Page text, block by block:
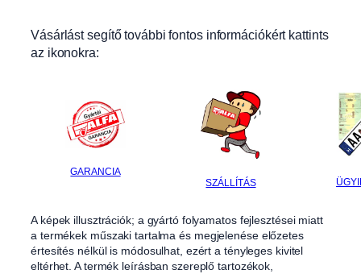
Vásárlást segítő további fontos információkért kattints
az ikonokra:
GARANCIA
SZÁLLÍTÁS
A képek illusztrációk; a gyártó folyamatos fejlesztései miatt
a termékek műszaki tartalma és megjelenése előzetes
értesítés nélkül is módosulhat, ezért a tényleges kivitel
eltérhet. A termék leírásban szereplő tartozékok,